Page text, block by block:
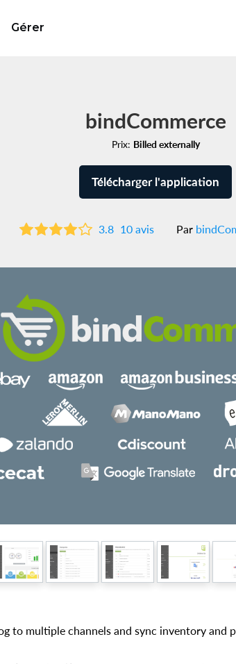
Gérer
bindCommerce
Prix: Billed externally
Télécharger l'application
3.8 10 avis Par
to multiple channels and sync inventory and